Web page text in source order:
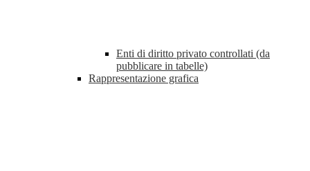
Enti di diritto privato controllati (da
pubblicare in tabelle)
Rappresentazione grafica